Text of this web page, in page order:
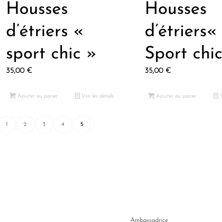
Housses
d’étriers «
sport chic »
35,00 €
Ajouter au panier Voir les détails
Housses
d’étriers«
Sport
35,00 €
Ajouter au panier
1 2 3 4 5
Ambassadrice